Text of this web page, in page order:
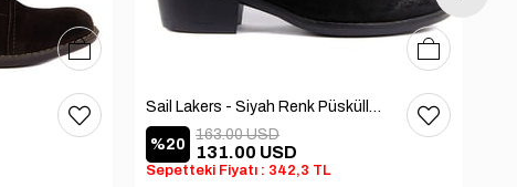
363738
Sail Lakers - Siyah Renk Püsküllü Kadın Süet Bot
%20 131.00 USD
163.00 USD
Sepetteki Fiyatı : 342,3 TL
3637